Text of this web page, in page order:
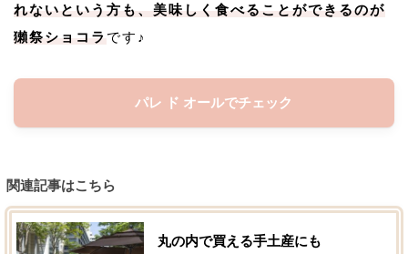
れないという方も、美味しく食べることができるのが
獺祭ショコラ です♪
パレ ド オールでチェック
関連記事はこちら
丸の内で買える手土産にも